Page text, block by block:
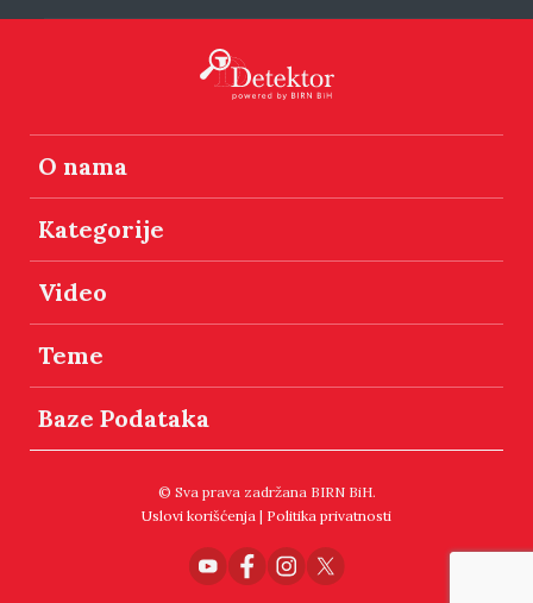
O nama
Kategorije
Video
Teme
Baze Podataka
© Sva prava zadržana BIRN BiH.
Uslovi korišćenja | Politika privatnosti